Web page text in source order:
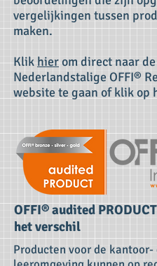
vergelijkingen tussen
maken.
Klik hierom direct naar de
Nederlandstalige OFFI®
website te gaan of klik op
OFFI® audited
het verschil
Producten voor de kantoor-